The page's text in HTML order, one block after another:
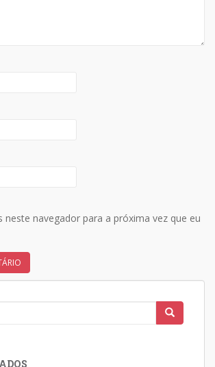
neste navegador para a próxima vez que eu